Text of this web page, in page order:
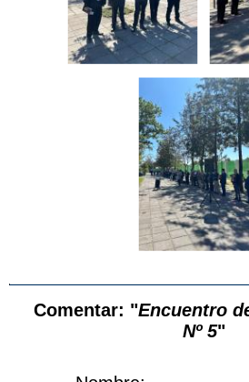
Comentar: "Encuentro
Nº 5"